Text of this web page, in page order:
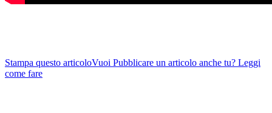
Stampa questo articoloVuoi Pubblicare un articolo anche tu? Leggi
come fare